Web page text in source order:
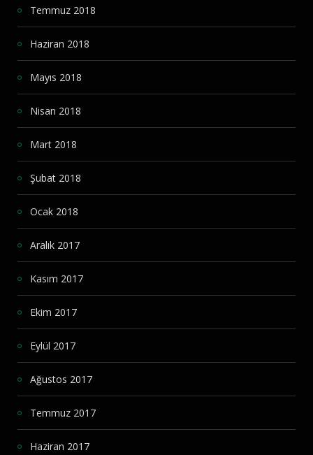
Temmuz 2018
Haziran 2018
Mayıs 2018
Nisan 2018
Mart 2018
Şubat 2018
Ocak 2018
Aralık 2017
Kasım 2017
Ekim 2017
Eylül 2017
Ağustos 2017
Temmuz 2017
Haziran 2017